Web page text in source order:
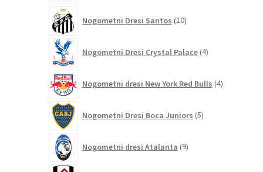
Nogometni Dresi Santos 10izdelkov
Nogometni Dresi Crystal Palace 4izdelki
Nogometni dresi New York Red Bulls 4izdelki
Nogometni Dresi Boca Juniors 5izdelkov
Nogometni dresi Atalanta 9izdelkov